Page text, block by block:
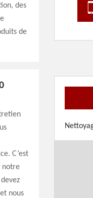
des
de
C’est
notre
nous